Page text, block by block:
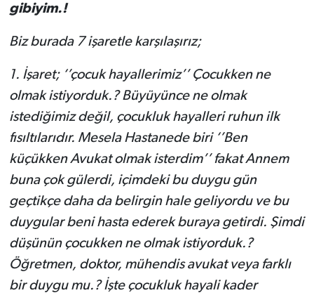
gibiyim.!
Biz burada 7 işaretle karşılaşırız;
1. İşaret; ‘’çocuk hayallerimiz’’ Çocukken ne
olmak istiyorduk.? Büyüyünce ne olmak
istediğimiz değil, çocukluk hayalleri ruhun ilk
fısıltılarıdır. Mesela Hastanede biri ‘’Ben
küçükken Avukat olmak isterdim’’ fakat Annem
buna çok gülerdi, içimdeki bu duygu gün
geçtikçe daha da belirgin hale geliyordu ve bu
duygular beni hasta ederek buraya getirdi. Şimdi
düşünün çocukken ne olmak istiyorduk.?
Öğretmen, doktor, mühendis avukat veya farklı
bir duygu mu.? İşte çocukluk hayali kader